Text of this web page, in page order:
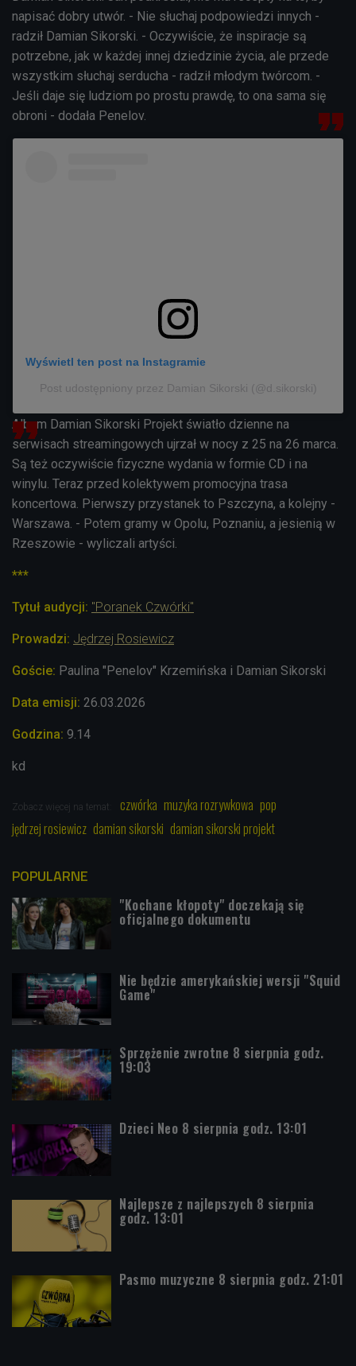
napisać dobry utwór. - Nie słuchaj podpowiedzi innych -
radził Damian Sikorski. - Oczywiście, że inspiracje są
potrzebne, jak w każdej innej dziedzinie życia, ale przede
wszystkim słuchaj serducha - radził młodym twórcom. -
Jeśli daje się ludziom po prostu prawdę, to ona sama się
obroni - dodała Penelov.
Wyświetl ten post na Instagramie
Post udostępniony przez Damian Sikorski (@d.sikorski)
Album Damian Sikorski Projekt światło dzienne na
serwisach streamingowych ujrzał w nocy z 25 na 26 marca.
Są też oczywiście fizyczne wydania w formie CD i na
winylu. Teraz przed kolektywem promocyjna trasa
koncertowa. Pierwszy przystanek to Pszczyna, a kolejny -
Warszawa. - Potem gramy w Opolu, Poznaniu, a jesienią w
Rzeszowie - wyliczali artyści.
***
Tytuł audycji: "Poranek Czwórki"
Prowadzi: Jędrzej Rosiewicz
Goście: Paulina "Penelov" Krzemińska i Damian Sikorski
Data emisji: 26. 03.2026
Godzina: 9.14
kd
Zobacz więcej na temat: czwórka muzyka rozrywkowa pop
jędrzej rosiewicz damian sikorski damian sikorski projekt
POPULARNE
"Kochane kłopoty" doczekają się
oficjalnego dokumentu
Nie będzie amerykańskiej wersji "Squid
Game"
Sprzężenie zwrotne 8 sierpnia godz.
19:03
Dzieci Neo 8 sierpnia godz. 13:01
Najlepsze z najlepszych 8 sierpnia
godz. 13:01
Pasmo muzyczne 8 sierpnia godz. 21:01